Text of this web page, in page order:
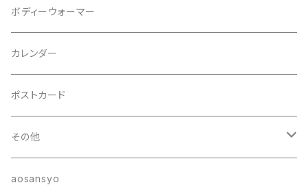
ジャケット
ヘアゴム
ボディーウォーマー
カレンダー
ポストカード
その他
ポーチ
aosansyo